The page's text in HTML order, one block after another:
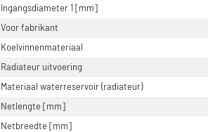
Ingangsdiameter 1 [mm]
Voor fabrikant
Koelvinnenmateriaal
Radiateur uitvoering
Materiaal waterreservoir (radiateur)
Netlengte [mm]
Netbreedte [mm]